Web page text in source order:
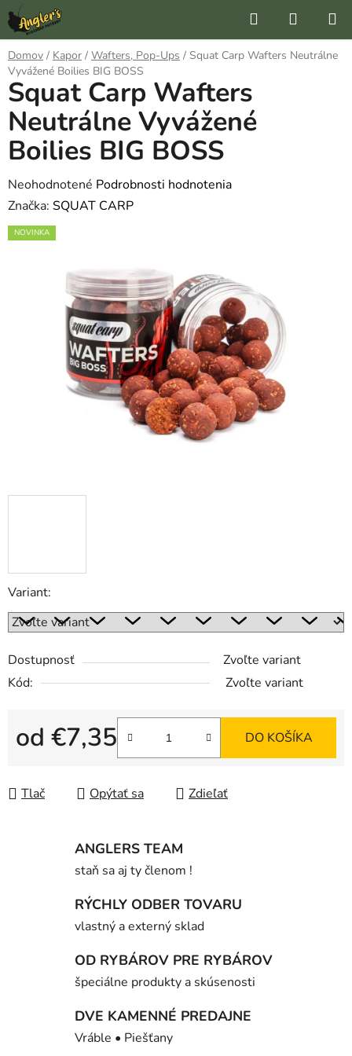
Prejsť
na
obsah
Hľadať
KOŠÍK
Domov / Kapor / Wafters, Pop-Ups / Squat Carp Wafters Neutrálne
Vyvážené Boilies BIG BOSS
Variant:
Dostupnosť
Zvoľte variant
Kód:
Zvoľte variant
od €7,35 DO KOŠÍKA
Tlač Opýtať sa Zdieľať
Squat Carp Wafters
Neutrálne Vyvážené
Boilies BIG BOSS
Priemerné
hodnotenie
produktu
hviezdičiek.
Neohodnotené Podrobnosti hodnotenia
Značka: SQUAT CARP
NOVINKA
ANGLERS TEAM
staň sa aj ty členom !
RÝCHLY ODBER TOVARU
vlastný a externý sklad
OD RYBÁROV PRE RYBÁROV
špeciálne produkty a skúsenosti
DVE KAMENNÉ PREDAJNE
Vráble • Piešťany